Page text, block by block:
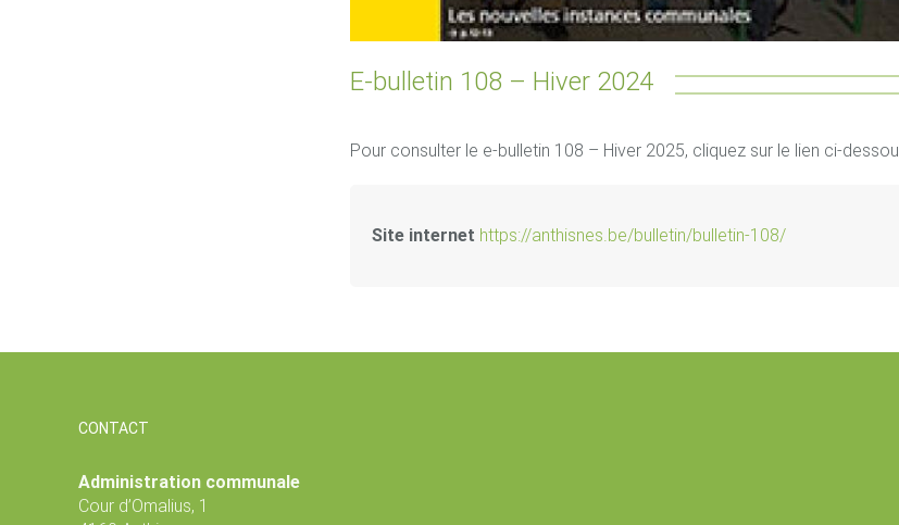
E-bulletin 108 – Hiver 2024
Pour consulter le e-bulletin 108 – Hiver 2025, cliquez sur le lien ci-
Site internet https://anthisnes.be/bulletin/bulletin-108/
CONTACT
Administration communale
Cour d’Omalius, 1